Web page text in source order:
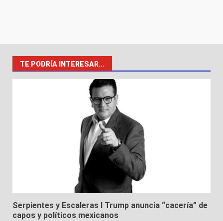
TE PODRÍA INTERESAR...
Serpientes y Escaleras I Trump anuncia “cacería” de
capos y políticos mexicanos